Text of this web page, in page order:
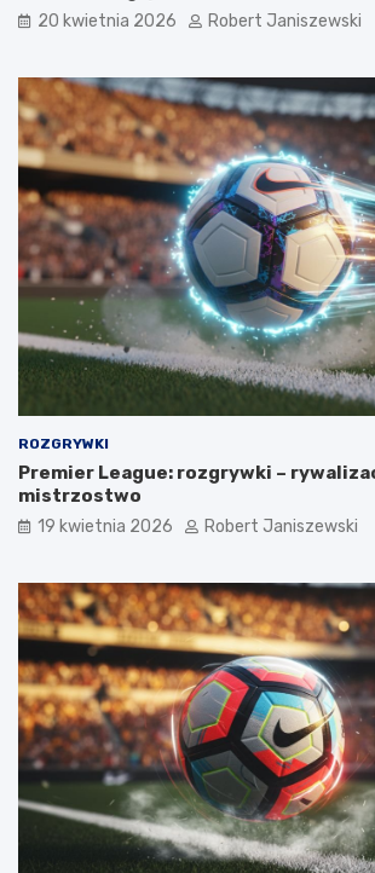
20 kwietnia 2026 Robert Janiszewski
ROZGRYWKI
Premier League: rozgrywki –
mistrzostwo
19 kwietnia 2026 Robert Janiszewski